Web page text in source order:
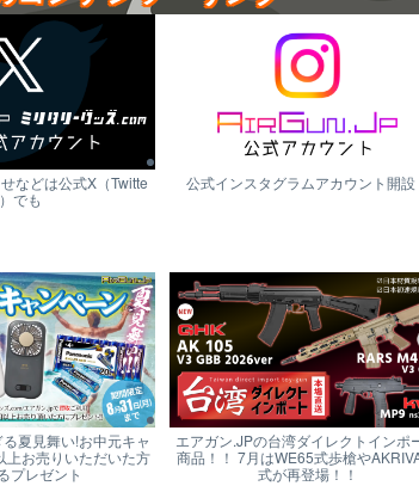
などは公式X（Twitte
でも
公式インスタグラムアカウント開設
夏見舞い!お中元キャ
上お売りいただいた方
プレゼント
エアガン.JPの台湾ダイレクトインポ
商品！！ 7月はWE65式歩槍や
式が再登場！！